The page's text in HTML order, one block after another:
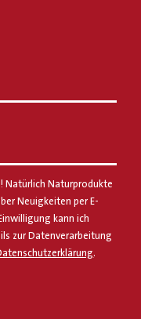
Natürlich Naturprodukte
Neuigkeiten per E-
kann ich
zur Datenverarbeitung
.